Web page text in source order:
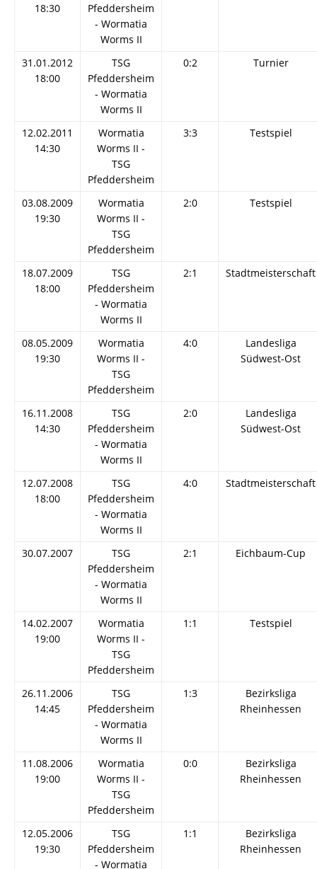
18:30
Pfeddersheim
- Wormatia
Worms II
31.01.2012
18:00
TSG
Pfeddersheim
- Wormatia
Worms II
0:2 Turnier
12.02.2011
14:30
Wormatia
Worms II -
TSG
Pfeddersheim
3:3 Testspiel
03.08.2009
19:30
Wormatia
Worms II -
TSG
Pfeddersheim
2:0 Testspiel
18.07.2009
18:00
TSG
Pfeddersheim
- Wormatia
Worms II
2:1 Stadtmeisterschaft
08.05.2009
19:30
Wormatia
Worms II -
TSG
Pfeddersheim
4:0
Landesliga
Südwest-Ost
16.11.2008
14:30
TSG
Pfeddersheim
- Wormatia
Worms II
2:0
Landesliga
Südwest-Ost
12.07.2008
18:00
TSG
Pfeddersheim
- Wormatia
Worms II
4:0 Stadtmeisterschaft
30.07.2007
TSG
Pfeddersheim
- Wormatia
Worms II
2:1 Eichbaum-Cup
14.02.2007
19:00
Wormatia
Worms II -
TSG
Pfeddersheim
1:1 Testspiel
26.11.2006
14:45
TSG
Pfeddersheim
- Wormatia
Worms II
1:3
Bezirksliga
Rheinhessen
11.08.2006
19:00
Wormatia
Worms II -
TSG
Pfeddersheim
0:0
Bezirksliga
Rheinhessen
12.05.2006
19:30
TSG
Pfeddersheim
- Wormatia
1:1
Bezirksliga
Rheinhessen